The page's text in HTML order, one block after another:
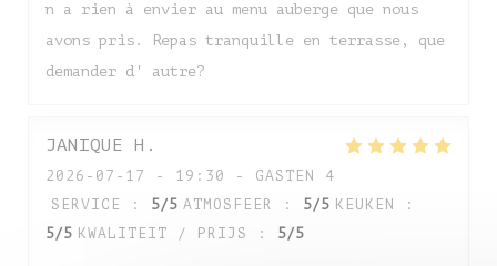
n a rien à envier au menu auberge que nous
avons pris. Repas tranquille en terrasse, que
demander d' autre?
JANIQUE H
2026-07-17
- 19:30 - GASTEN 4
SERVICE
: 5/5 ATMOSFEER : 5/5 KEUKEN
:
5/5 KWALITEIT / PRIJS : 5/5